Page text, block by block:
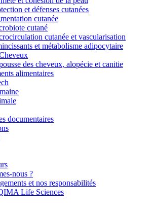
et défenses cutanées
cutanée
cutané
cutanée et vascularisation
et métabolisme adipocytaire
des cheveux, alopécie et canitie
alimentaires
documentaires
nous ?
et nos responsabilités
Life Sciences